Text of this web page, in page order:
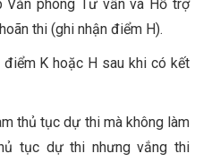
phòng Tư vấn và Hỗ trợ
thi (ghi nhận điểm H).
K hoặc H sau khi có kết
thủ tục dự thi mà không làm
tục dự thi nhưng vắng thi